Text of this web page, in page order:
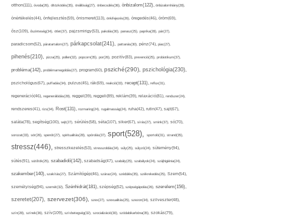
otthon(111), óvoda(26), öltözködés(35), önállóság(27), önbecsülés(36), önbizalom(122), önbizalomhiány(28),
önértékelés(44), önfejlesztés(59), önismeret(113), önkifejezés(26), öregedés(46), öröm(69),
ősz(109), őszinteség(34), ötlet(37), pajzsmirigy(53), pakolás(30), panasz(25), paprika(28), pár(27),
paradicsom(52), páratartalom(27), párkapcsolat(241), pattanás(30), pénz(74), piac(27),
pihenés(210), pizza(25), pollen(32), popcorn(35), por(26), pozitív(83), prevenció(25), probiotikum(37),
probléma(142), problémamegoldás(27), program(60), psziché(290), pszichológia(230),
pszichológus(67), puffadás(34), pulzus(45), rák(69), reakció(33), recept(131), reflux(31),
regeneráció(46), regenerálódás(28), reggel(39), reggeli(89), reklám(39), relaxáció(81), rendszer(24),
rendszeres(41), rizs(34), Rost(131), rozmaring(24), rugalmasság(24), ruha(42), rutin(47), sajt(67),
saláta(78), segítség(100), sejt(27), sérülés(58), séta(107), siker(67), sírás(27), smink(37), só(70),
sorozat(33), sör(26), spenót(27), spiritualitás(28), spórolás(37), sport(528), sportoló(31), strand(35),
stressz(446), stresszkezelés(53), stresszoldás(34), súly(25), súlyzó(24), sütemény(94),
sütés(91), sütőtök(25), szabadidő(142), szabadság(47), szabály(25), szabályok(24), szájhigiénia(24),
szakember(140), szakítás(27), Számítógép(46), száraz(24), szédülés(35), székrekedés(25), Szem(54),
személyiség(94), szemét(32), Szénhidrát(181), szépség(52), szépségápolás(26), szerelem(156),
szeretet(207), szervezet(306), szex(27), szexualitás(25), szezon(34), szilveszter(48),
szín(28), színek(36), szív(109), szívbetegség(32), szocializáció(30), szódabikarbóna(35), szokás(79),